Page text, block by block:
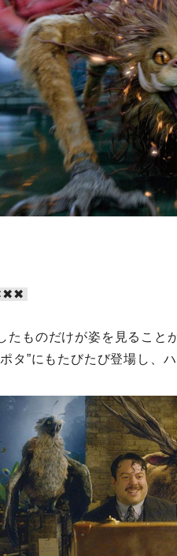
たものだけが姿を見ること
タ”にもたびたび登場し、